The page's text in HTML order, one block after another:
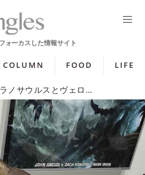
COLUMN FOOD LIFE
ティラノサウルスとヴェロキラプトルの誕生はどっちが先？ 恐竜がいた中生代の地質時代を解説